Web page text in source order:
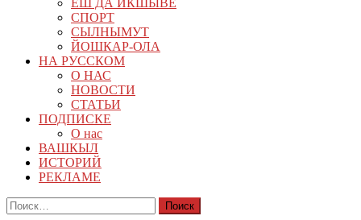
СПОРТ
СЫЛНЫМУТ
ЙОШКАР-ОЛА
НА РУССКОМ
О НАС
НОВОСТИ
СТАТЬИ
ПОДПИСКЕ
О нас
ВАШКЫЛ
ИСТОРИЙ
РЕКЛАМЕ
Найти: